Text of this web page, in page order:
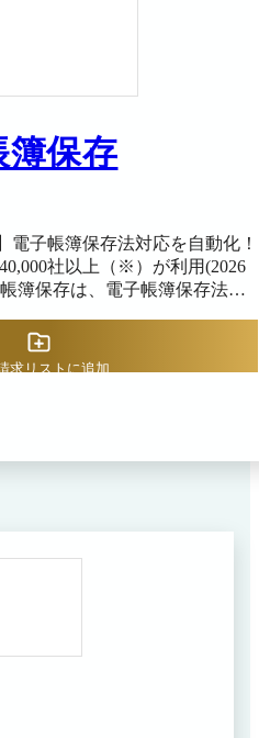
簿保存
電子帳簿保存法対応を自動化！
社以上（※）が利用(2026
簿保存は、電子帳簿保存法の
検索要件に必要な日付・金額・
して電子保存する文書管理シス
求リストに追加